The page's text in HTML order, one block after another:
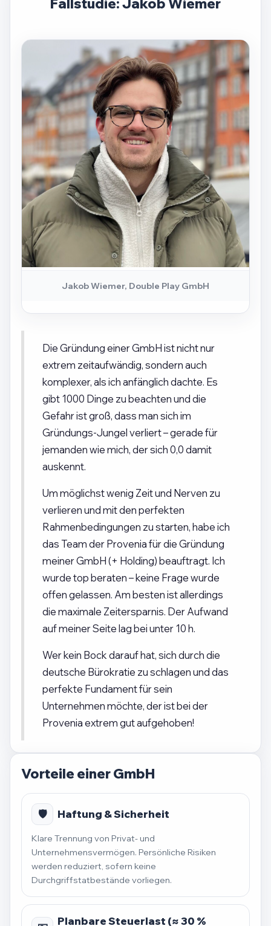
Fallstudie: Jakob Wiemer
Jakob Wiemer, Double Play GmbH
Die Gründung einer GmbH ist nicht nur
extrem zeitaufwändig, sondern auch
komplexer, als ich anfänglich dachte. Es
gibt 1000 Dinge zu beachten und die
Gefahr ist groß, dass man sich im
Gründungs-Jungel verliert – gerade für
jemanden wie mich, der sich 0,0 damit
auskennt.
Um möglichst wenig Zeit und Nerven zu
verlieren und mit den perfekten
Rahmenbedingungen zu starten, habe ich
das Team der Provenia für die Gründung
meiner GmbH (+ Holding) beauftragt. Ich
wurde top beraten – keine Frage wurde
offen gelassen. Am besten ist allerdings
die maximale Zeitersparnis. Der Aufwand
auf meiner Seite lag bei unter 10 h.
Wer kein Bock darauf hat, sich durch die
deutsche Bürokratie zu schlagen und das
perfekte Fundament für sein
Unternehmen möchte, der ist bei der
Provenia extrem gut aufgehoben!
Vorteile einer GmbH
🛡️ Haftung & Sicherheit
Klare Trennung von Privat- und
Unternehmensvermögen. Persönliche Risiken
werden reduziert, sofern keine
Durchgriffstatbestände vorliegen.
Planbare Steuerlast (≈ 30 %